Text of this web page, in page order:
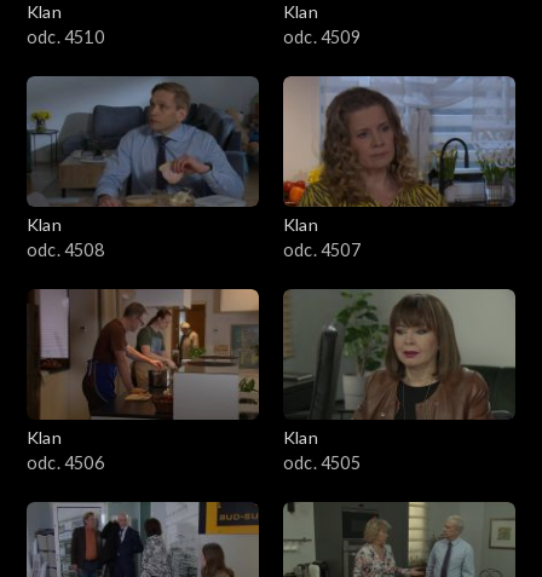
Klan
odc. 4510
Klan
odc. 4509
Klan
odc. 4508
Klan
odc. 4507
Klan
odc. 4506
Klan
odc. 4505